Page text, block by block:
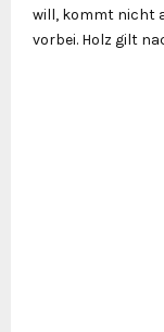
will, kommt nicht
vorbei. Holz gilt